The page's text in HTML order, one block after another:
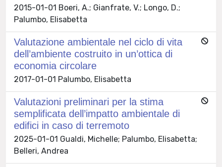
2015-01-01 Boeri, A.; Gianfrate, V.; Longo, D.;
Palumbo, Elisabetta
Valutazione ambientale nel ciclo di vita
dell’ambiente costruito in un’ottica di
economia circolare
2017-01-01 Palumbo, Elisabetta
Valutazioni preliminari per la stima
semplificata dell’impatto ambientale di
edifici in caso di terremoto
2025-01-01 Gualdi, Michelle; Palumbo, Elisabetta;
Belleri, Andrea